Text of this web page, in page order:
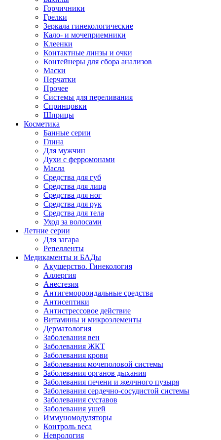
Горчичники
Грелки
Зеркала гинекологические
Кало- и мочеприемники
Клеенки
Контактные линзы и очки
Контейнеры для сбора анализов
Маски
Перчатки
Прочее
Системы для переливания
Спринцовки
Шприцы
Косметика
Банные серии
Глина
Для мужчин
Духи с ферромонами
Масла
Средства для губ
Средства для лица
Средства для ног
Средства для рук
Средства для тела
Уход за волосами
Летние серии
Для загара
Репелленты
Медикаменты и БАДы
Акушерство. Гинекология
Аллергия
Анестезия
Антигеморроидальные средства
Антисептики
Антистрессовое действие
Витамины и микроэлементы
Дерматология
Заболевания вен
Заболевания ЖКТ
Заболевания крови
Заболевания мочеполовой системы
Заболевания органов дыхания
Заболевания печени и желчного пузыря
Заболевания сердечно-сосудистой системы
Заболевания суставов
Заболевания ушей
Иммуномодуляторы
Контроль веса
Неврология